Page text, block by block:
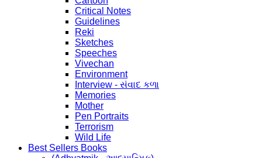
Critical Notes
Guidelines
Reki
Sketches
Speeches
Vivechan
Environment
Interview - સંવાદ કળા
Memories
Mother
Pen Portraits
Terrorism
Wild Life
Best Sellers Books